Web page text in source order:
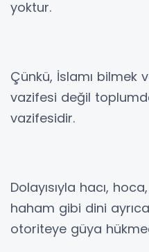
yoktur.
Çünkü, İslamı bilmek
vazifesi değil
vazifesidir.
Dolayısıyla hacı,
haham gibi dini
otoriteye güya